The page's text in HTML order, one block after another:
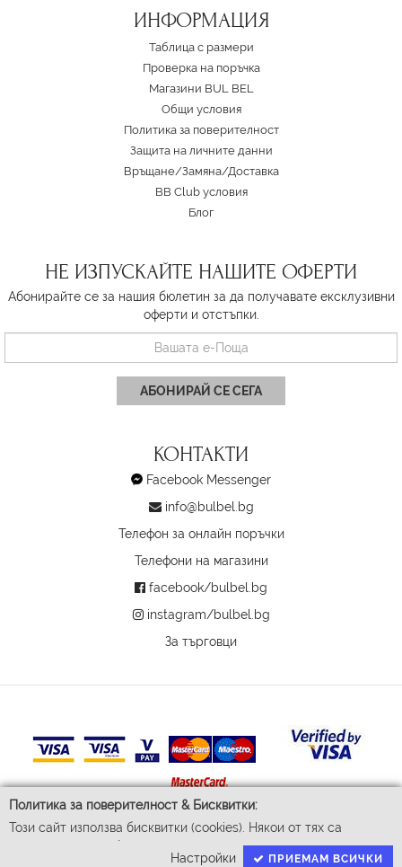
Политика за поверителност & Бисквитки:
Този сайт използва бисквитки (cookies). Някои от тях са
задължителни за функционирането му, докато други ни
помагат да подобрим Вашето преживяване. За да доставим
Настройки ПРИЕМАМ ВСИЧКИ
ИНФОРМАЦИЯ
Таблица с размери
Проверка на поръчка
Магазини BUL BEL
Oбщи условия
Политика за поверителност
Защита на личните данни
Връщане/Замяна/Доставка
BB Club условия
Блог
НЕ ИЗПУСКАЙТЕ НАШИТЕ ОФЕРТИ
Абонирайте се за нашия бюлетин за да получавате ексклузивни
оферти и отстъпки.
АБОНИРАЙ СЕ СЕГА
КОНТАКТИ
Facebook Messenger
info@bulbel.bg
Телефон за онлайн поръчки
Телефони на магазини
facebook/bulbel.bg
instagram/bulbel.bg
За търговци
© 2026 Бул-Бел ЕООД
Всички права запазени